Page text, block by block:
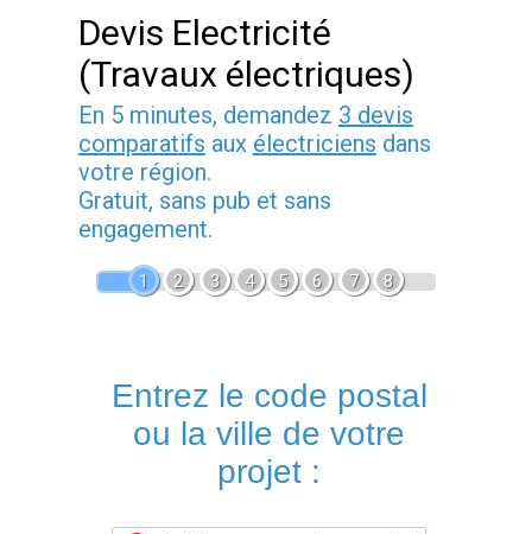
Devis Electricité
(Travaux électriques)
En 5 minutes, demandez 3 devis
comparatifs aux électriciens dans
votre région.
Gratuit, sans pub et sans
engagement.
1 2 3 4 5 6 7 8
Entrez le code postal
ou la ville de votre
projet :